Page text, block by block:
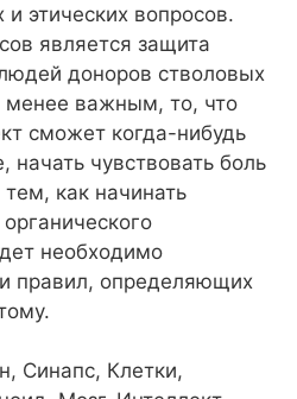
этических вопросов.
является защита
доноров стволовых
менее важным, то, что
сможет когда-нибудь
начать чувствовать боль
как начинать
необходимо
правил, определяющих
Синапс, Клетки,